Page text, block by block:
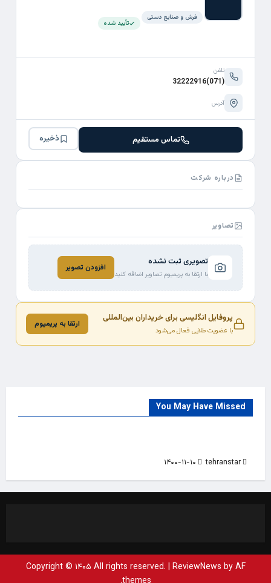
فرش و صنایع دستی
تأیید شده
تلفن
(071)32222916
آدرس
تماس مستقیم ذخیره
درباره شرکت
تصاویر
تصویری ثبت نشده
با ارتقا به پریمیوم تصاویر اضافه کنید
افزودن تصویر
پروفایل انگلیسی برای خریداران بین‌المللی
با عضویت طلایی فعال می‌شود
ارتقا به پریمیوم
You May Have Missed
Countries
India
Trade Source
tehranstar
Copyright © ۱۴۰۵ All rights reserved. | ReviewNews by AF